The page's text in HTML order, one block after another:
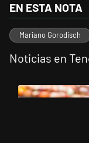
EN ESTA NOTA
Mariano Gorodisch
Noticias en
Un artículo de